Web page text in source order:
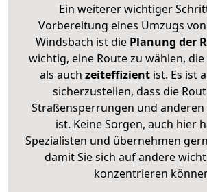
Ein weiterer wichtiger
Vorbereitung eines Umzugs
Windsbach ist diePlanung der
wichtig, eine Route zu wählen,
als auch zeiteffizientist. Es ist
sicherzustellen, dass die
Straßensperrungen und
ist. Keine Sorgen, auch hier
Spezialisten und übernehmen
damit Sie sich auf andere
konzentrieren